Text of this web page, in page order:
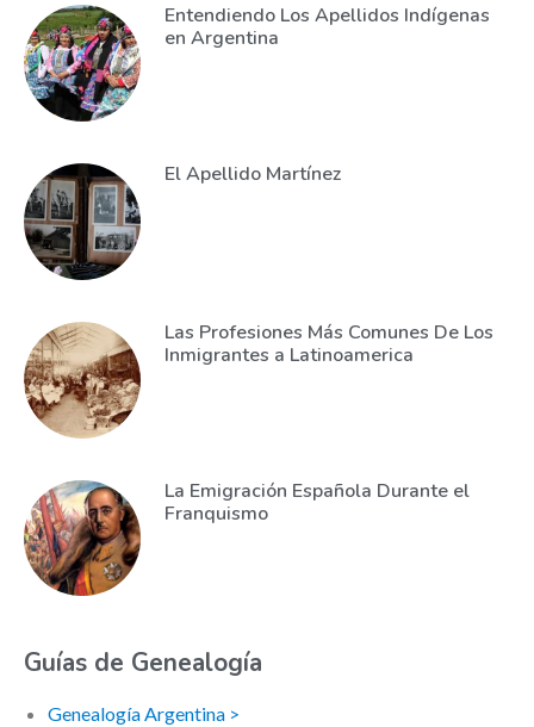
Entendiendo Los Apellidos Indígenas
en Argentina
El Apellido Martínez
Las Profesiones Más Comunes De Los
Inmigrantes a Latinoamerica
La Emigración Española Durante el
Franquismo
Guías de Genealogía
Genealogía Argentina >